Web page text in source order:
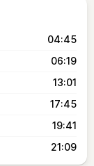
04:45
06:19
13:01
17:45
19:41
21:09